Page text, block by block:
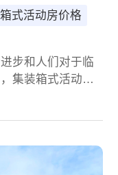
式活动房价格
步和人们对于临
集装箱式活动房
速走红市场。这
于工地临时宿
场景。然而，关